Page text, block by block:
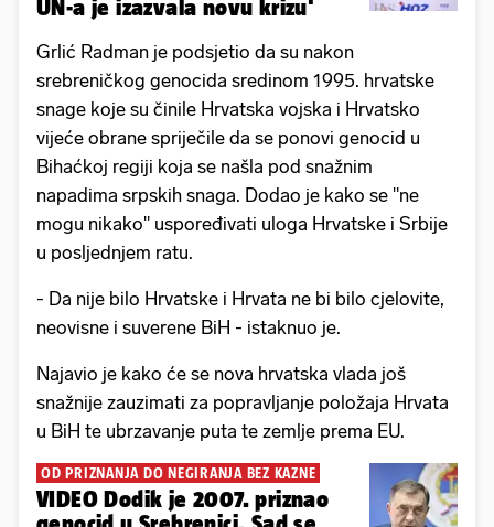
UN-a je izazvala novu krizu'
Grlić Radman je podsjetio da su nakon
srebreničkog genocida sredinom 1995. hrvatske
snage koje su činile Hrvatska vojska i Hrvatsko
vijeće obrane spriječile da se ponovi genocid u
Bihaćkoj regiji koja se našla pod snažnim
napadima srpskih snaga. Dodao je kako se "ne
mogu nikako" uspoređivati uloga Hrvatske i Srbije
u posljednjem ratu.
- Da nije bilo Hrvatske i Hrvata ne bi bilo cjelovite,
neovisne i suverene BiH - istaknuo je.
Najavio je kako će se nova hrvatska vlada još
snažnije zauzimati za popravljanje položaja Hrvata
u BiH te ubrzavanje puta te zemlje prema EU.
OD PRIZNANJA DO NEGIRANJA BEZ KAZNE
VIDEO Dodik je 2007. priznao